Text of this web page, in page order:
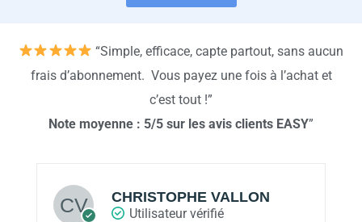
“Simple, efficace, capte partout, sans aucun
frais d’abonnement. Vous payez une fois à l’achat et
c’est tout !”
Note moyenne : 5/5 sur les avis clients EASY”
Jehan Llopez
Utilisateur vérifié